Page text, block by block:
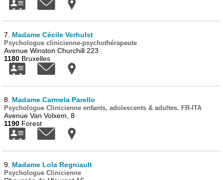
7. Madame Cécile Verhulst
Psychologue clinicienne-psychothérapeute
Avenue Winston Churchill 223
1180 Bruxelles
8. Madame Carmela Parello
Psychologue Clinicienne enfants, adolescents & adultes. FR-ITA
Avenue Van Volxem, 8
1190 Forest
9. Madame Lola Regniault
Psychologue Clinicienne